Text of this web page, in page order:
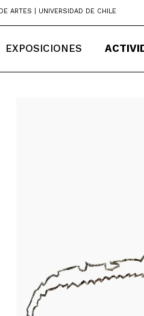
ARTES | UNIVERSIDAD DE CHILE
EXPOSICIONES